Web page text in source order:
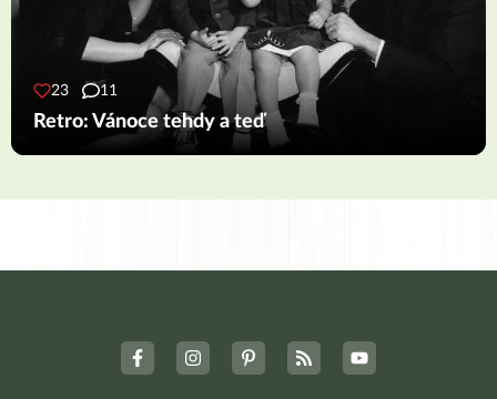
23 11
Retro: Vánoce tehdy a teď